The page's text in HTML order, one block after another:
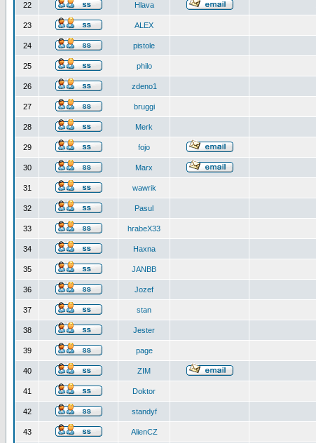
22 Hlava
23 ALEX
24 pistole
25 philo
26 zdeno1
27 bruggi
28 Merk
29 fojo
30 Marx
31 wawrik
32 Pasul
33 hrabeX33
34 Haxna
35 JANBB
36 Jozef
37 stan
38 Jester
39 page
40 ZIM
41 Doktor
42 standyf
43 AlienCZ